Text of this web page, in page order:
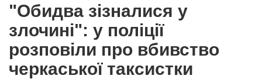
"Обидва зізналися у
злочині": у поліції
розповіли про вбивство
черкаської таксистки